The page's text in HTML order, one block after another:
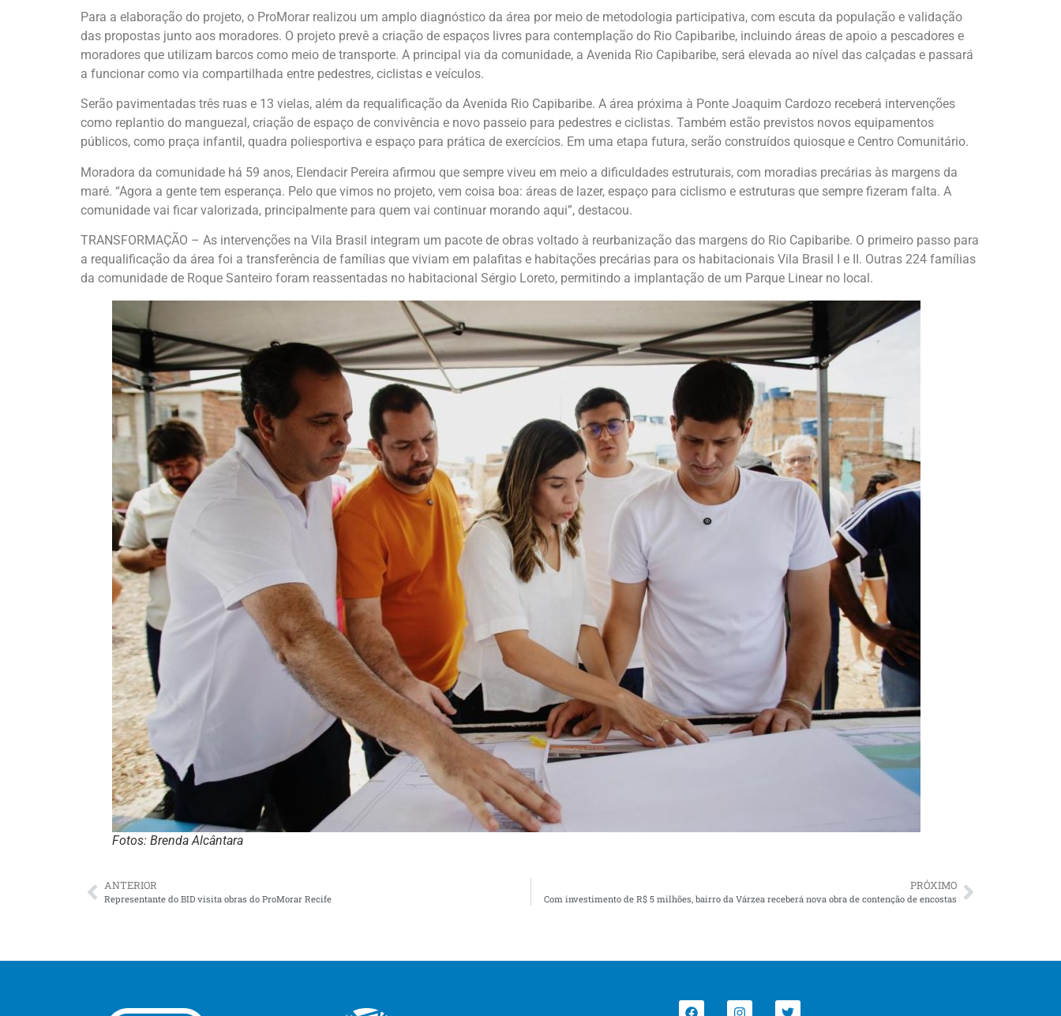
Para a elaboração do projeto, o ProMorar realizou um amplo diagnóstico da área por meio de metodologia participativa, com escuta da população e validação
das propostas junto aos moradores. O projeto prevê a criação de espaços livres para contemplação do Rio Capibaribe, incluindo áreas de apoio a pescadores e
moradores que utilizam barcos como meio de transporte. A principal via da comunidade, a Avenida Rio Capibaribe, será elevada ao nível das calçadas e passará
a funcionar como via compartilhada entre pedestres, ciclistas e veículos.
Serão pavimentadas três ruas e 13 vielas, além da requalificação da Avenida Rio Capibaribe. A área próxima à Ponte Joaquim Cardozo receberá intervenções
como replantio do manguezal, criação de espaço de convivência e novo passeio para pedestres e ciclistas. Também estão previstos novos equipamentos
públicos, como praça infantil, quadra poliesportiva e espaço para prática de exercícios. Em uma etapa futura, serão construídos quiosque e Centro Comunitário.
Moradora da comunidade há 59 anos, Elendacir Pereira afirmou que sempre viveu em meio a dificuldades estruturais, com moradias precárias às margens da
maré. “Agora a gente tem esperança. Pelo que vimos no projeto, vem coisa boa: áreas de lazer, espaço para ciclismo e estruturas que sempre fizeram falta. A
comunidade vai ficar valorizada, principalmente para quem vai continuar morando aqui”, destacou.
TRANSFORMAÇÃO – As intervenções na Vila Brasil integram um pacote de obras voltado à reurbanização das margens do Rio Capibaribe. O primeiro passo para
a requalificação da área foi a transferência de famílias que viviam em palafitas e habitações precárias para os habitacionais Vila Brasil I e II. Outras 224 famílias
da comunidade de Roque Santeiro foram reassentadas no habitacional Sérgio Loreto, permitindo a implantação de um Parque Linear no local.
Fotos: Brenda Alcântara
ANTERIOR
Representante do BID visita obras do ProMorar Recife
PRÓXIMO
Com investimento de R$ 5 milhões, bairro da Várzea receberá nova obra de contenção de encostas